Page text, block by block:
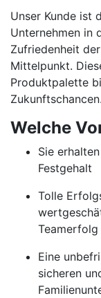
Unser Kunde ist
Unternehmen in
Zufriedenheit
Mittelpunkt.
Produktpalette
Zukunftschancen.
Welche
Sie
Festgehalt
Tolle
Eine
sicheren